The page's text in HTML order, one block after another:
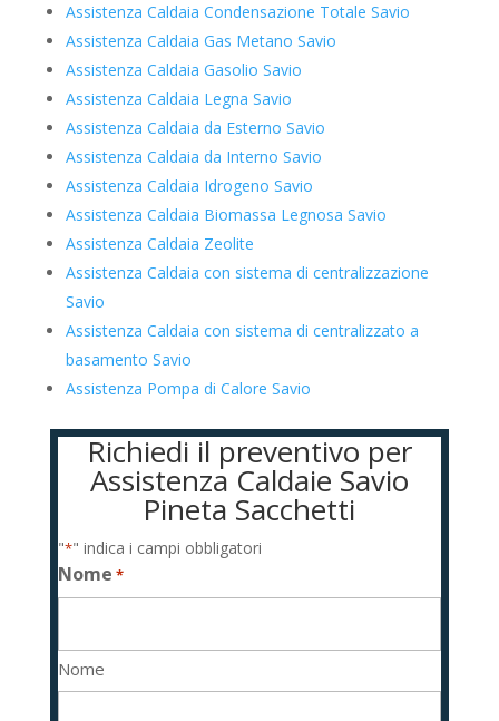
Assistenza Caldaia Condensazione Totale Savio
Assistenza Caldaia Gas Metano Savio
Assistenza Caldaia Gasolio Savio
Assistenza Caldaia Legna Savio
Assistenza Caldaia da Esterno Savio
Assistenza Caldaia da Interno Savio
Assistenza Caldaia Idrogeno Savio
Assistenza Caldaia Biomassa Legnosa Savio
Assistenza Caldaia Zeolite
Assistenza Caldaia con sistema di centralizzazione
Savio
Assistenza Caldaia con sistema di centralizzato a
basamento Savio
Assistenza Pompa di Calore Savio
Richiedi il preventivo per
Assistenza Caldaie Savio
Pineta Sacchetti
"*" indica i campi obbligatori
Nome *
Nome